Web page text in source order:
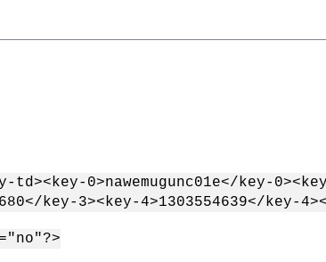
0>nawemugunc01e</key-
key-3><key-4>1303554639</